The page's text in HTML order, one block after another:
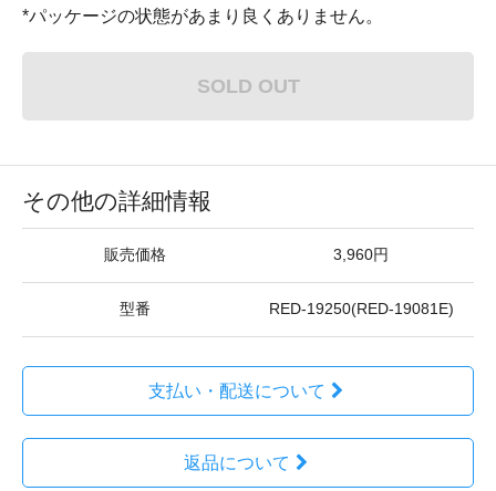
*パッケージの状態があまり良くありません。
SOLD OUT
その他の詳細情報
販売価格 3,960円
型番 RED-19250(RED-19081E)
支払い・配送について
返品について